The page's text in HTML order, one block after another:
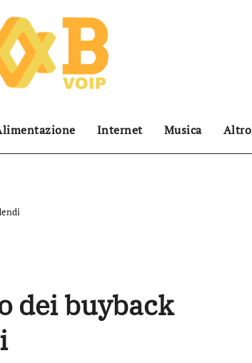
Internet Musica Altro
dei buyback